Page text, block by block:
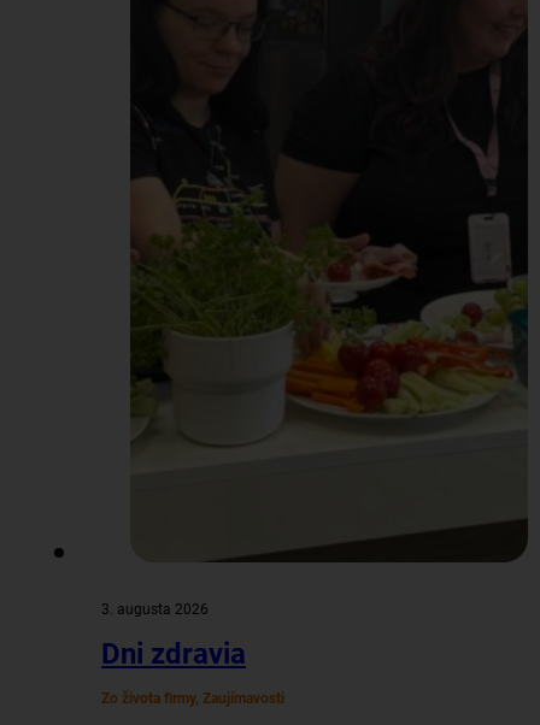
3. augusta 2026
Dni zdravia
Zo života firmy, Zaujímavosti